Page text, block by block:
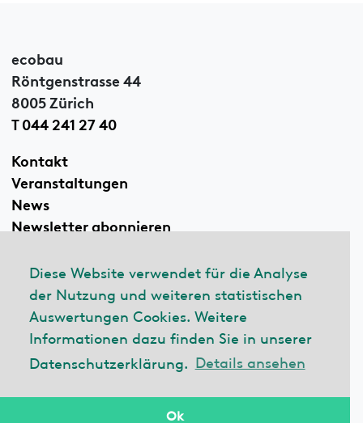
Diese Website verwendet für die Analyse
der Nutzung und weiteren statistischen
Auswertungen Cookies. Weitere
Informationen dazu finden Sie in unserer
Datenschutzerklärung. Details ansehen
Ok
ecobau
Röntgenstrasse 44
8005 Zürich
T 044 241 27 40
Kontakt
Veranstaltungen
News
Newsletter abonnieren
Linkedin
© 2026 ecobau